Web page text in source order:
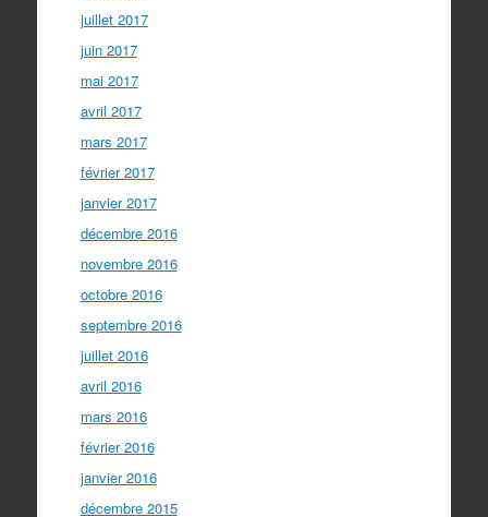
juillet 2017
juin 2017
mai 2017
avril 2017
mars 2017
février 2017
janvier 2017
décembre 2016
novembre 2016
octobre 2016
septembre 2016
juillet 2016
avril 2016
mars 2016
février 2016
janvier 2016
décembre 2015